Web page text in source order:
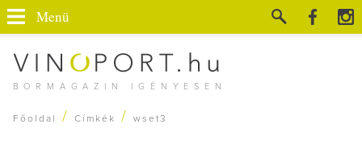
BORMAGAZIN IGÉNYESEN
Menü
Főoldal / Címkék / wset3